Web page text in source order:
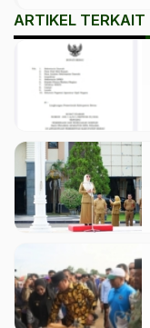
ARTIKEL TERKAIT